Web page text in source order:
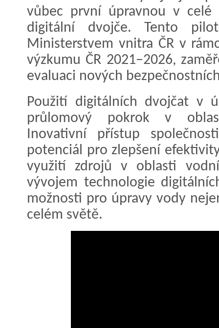
vůbec první úpravnou v celé
digitální dvojče. Tento
Ministerstvem vnitra ČR v
výzkumu ČR 2021–2026,
evaluaci nových
Použití digitálních dvojčat v
průlomový pokrok v
Inovativní přístup
potenciál pro zlepšení
využití zdrojů v oblasti
vývojem technologie
možnosti pro úpravy vody
celém světě.